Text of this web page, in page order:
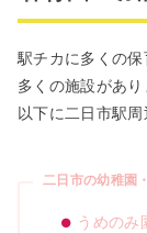
駅チカに多くの
多くの施設があ
以下に二日市駅
二日市の幼稚園
うめのみ